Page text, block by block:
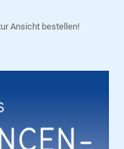
Ansicht bestellen!